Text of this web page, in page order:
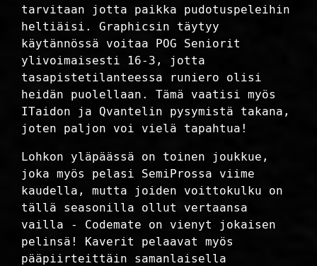
tarvitaan jotta paikka pudotuspeleihin
heltiäisi. Graphicsin täytyy
käytännössä voitaa POG Seniorit
ylivoimaisesti 16-3, jotta
tasapistetilanteessa runiero olisi
heidän puolellaan. Tämä vaatisi myös
ITaidon ja Qvantelin pysymistä takana,
joten paljon voi vielä tapahtua!
Lohkon yläpäässä on toinen joukkue,
joka myös pelasi SemiProssa viime
kaudella, mutta joiden voittokulku on
tällä seasonilla ollut vertaansa
vailla - Codemate on vienyt jokaisen
pelinsä! Kaverit pelaavat myös
pääpiirteittäin samanlaisella